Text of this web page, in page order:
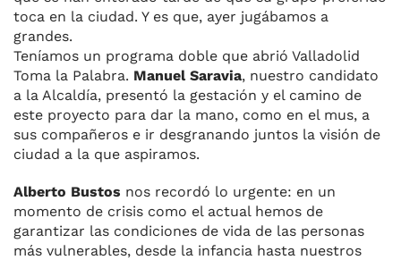
toca en la ciudad. Y es que, ayer jugábamos a
grandes.
Teníamos un programa doble que abrió Valladolid
Toma la Palabra. Manuel Saravia, nuestro candidato
a la Alcaldía, presentó la gestación y el camino de
este proyecto para dar la mano, como en el mus, a
sus compañeros e ir desgranando juntos la visión de
ciudad a la que aspiramos.
Alberto Bustos nos recordó lo urgente: en un
momento de crisis como el actual hemos de
garantizar las condiciones de vida de las personas
más vulnerables, desde la infancia hasta nuestros